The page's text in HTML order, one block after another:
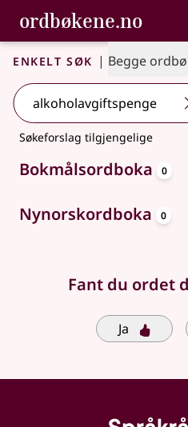
Gå til hovedinnhold
Tilgjengelighet
ordbøkene.no,
Bokmålsordboka og Nynorskordboka
Enkelt søk | Begge
Søkeforslag tilgjengelige
Bokmålsordboka 0
Nynorskordboka 0
Fant du ordet
Ja